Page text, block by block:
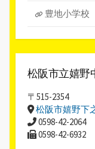
豊地小学校
松阪市立嬉野
〒515-2354
松阪市嬉野下
0598-42-2064
0598-42-6932